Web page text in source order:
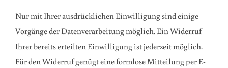
Nur mit Ihrer ausdrücklichen Einwilligung sind einige
Vorgänge der Datenverarbeitung möglich. Ein Widerruf
Ihrer bereits erteilten Einwilligung ist jederzeit möglich.
Für den Widerruf genügt eine formlose Mitteilung per E-